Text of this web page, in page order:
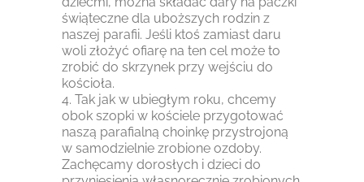
świąteczne dla uboższych rodzin z
naszej parafii. Jeśli ktoś zamiast daru
woli złożyć ofiarę na ten cel może to
zrobić do skrzynek przy wejściu do
kościoła.
4. Tak jak w ubiegłym roku, chcemy
obok szopki w kościele przygotować
naszą parafialną choinkę przystrojoną
w samodzielnie zrobione ozdoby.
Zachęcamy dorosłych i dzieci do